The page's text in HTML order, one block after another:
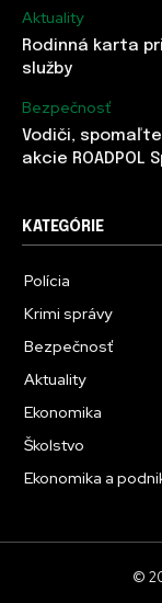
Aktuality
Rodinná karta
služby
Bezpečnosť
Vodiči,
akcie ROADPOL
KATEGÓRIE
Polícia
Krimi správy
Bezpečnosť
Aktuality
Ekonomika
Školstvo
Ekonomika a
©